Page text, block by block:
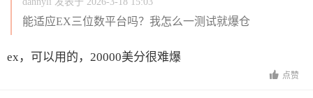
能适应EX三位数平台吗？我怎么一测试就爆仓
ex，可以用的，20000美分很难爆
点赞